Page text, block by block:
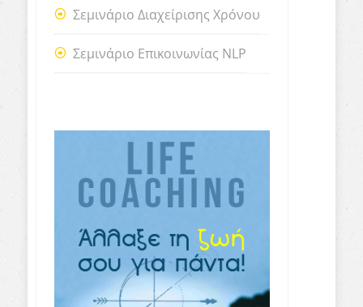
Σεμινάριο Διαχείρισης Χρόνου
Σεμινάριο Επικοινωνίας NLP